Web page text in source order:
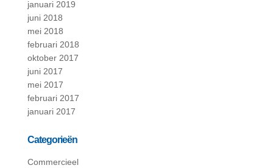
januari 2019
juni 2018
mei 2018
februari 2018
oktober 2017
juni 2017
mei 2017
februari 2017
januari 2017
Categorieën
Commercieel